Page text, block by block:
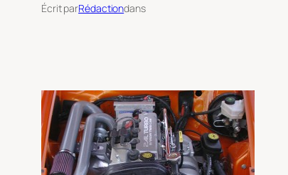
Écrit parRédactiondans